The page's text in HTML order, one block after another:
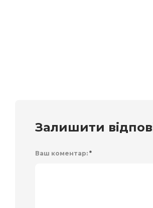
Залишити
Ваш коментар: *